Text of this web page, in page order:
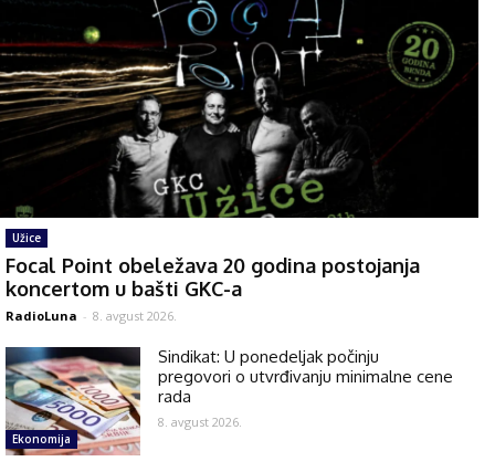
Užice
Focal Point obeležava 20 godina postojanja
koncertom u bašti GKC-a
RadioLuna - 8. avgust 2026.
Ekonomija
Sindikat: U ponedeljak počinju
pregovori o utvrđivanju minimalne cene
rada
8. avgust 2026.